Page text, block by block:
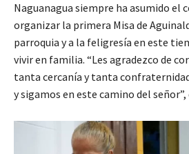
Naguanagua siempre ha asumido el
organizar la primera Misa de
parroquia y a la feligresía en este
vivir en familia. “Les agradezco de
tanta cercanía y tanta
y sigamos en este camino del señor”,